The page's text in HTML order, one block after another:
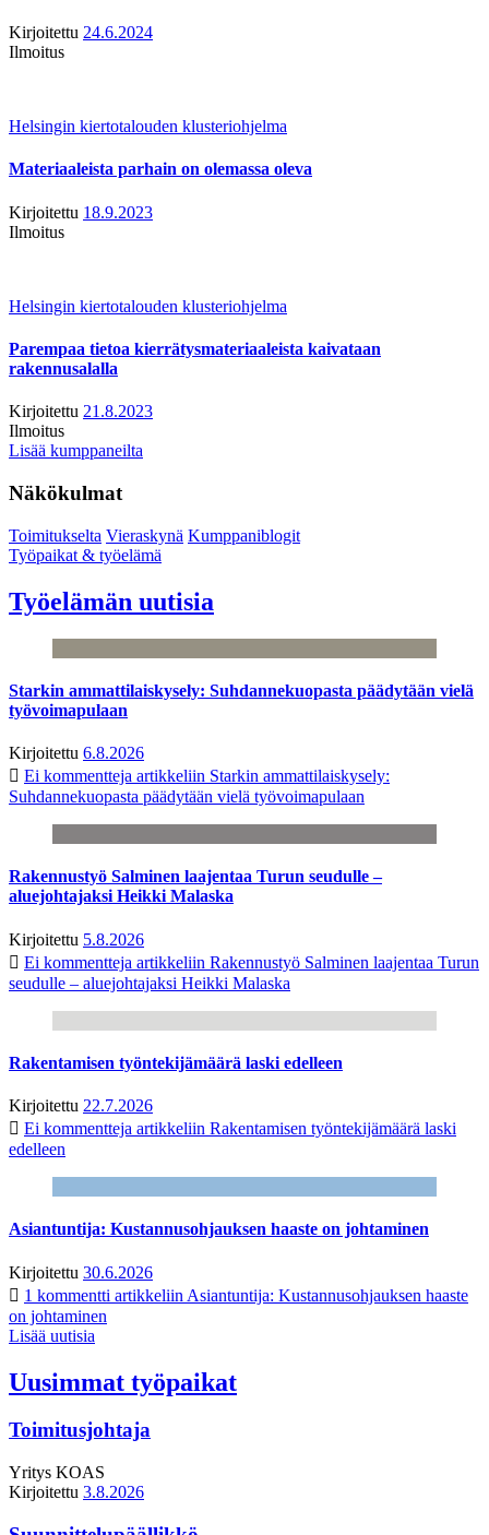
Kirjoitettu 24.6.2024
Ilmoitus
Helsingin kiertotalouden klusteriohjelma
Materiaaleista parhain on olemassa oleva
Kirjoitettu 18.9.2023
Ilmoitus
Helsingin kiertotalouden klusteriohjelma
Parempaa tietoa kierrätysmateriaaleista kaivataan
rakennusalalla
Kirjoitettu 21.8.2023
Ilmoitus
Lisää kumppaneilta
Näkökulmat
Toimitukselta Vieraskynä Kumppaniblogit
Työpaikat & työelämä
Työelämän uutisia
Starkin ammattilaiskysely: Suhdannekuopasta päädytään vielä
työvoimapulaan
Kirjoitettu 6.8.2026
Ei kommentteja artikkeliin Starkin ammattilaiskysely:
Suhdannekuopasta päädytään vielä työvoimapulaan
Rakennustyö Salminen laajentaa Turun seudulle –
aluejohtajaksi Heikki Malaska
Kirjoitettu 5.8.2026
Ei kommentteja artikkeliin Rakennustyö Salminen laajentaa Turun
seudulle – aluejohtajaksi Heikki Malaska
Rakentamisen työntekijämäärä laski edelleen
Kirjoitettu 22.7.2026
Ei kommentteja artikkeliin Rakentamisen työntekijämäärä laski
edelleen
Asiantuntija: Kustannusohjauksen haaste on johtaminen
Kirjoitettu 30.6.2026
1 kommentti artikkeliin Asiantuntija: Kustannusohjauksen haaste
on johtaminen
Lisää uutisia
Uusimmat työpaikat
Toimitusjohtaja
Yritys KOAS
Kirjoitettu 3.8.2026